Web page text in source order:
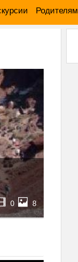
Родителям
0 8